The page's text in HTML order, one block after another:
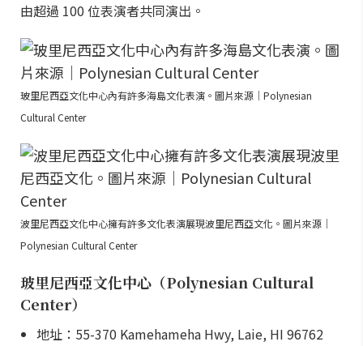
由超過 100 位表演者共同演出。
玻里尼西亞文化中心內有許多海島文化表演。圖片來源｜Polynesian
Cultural Center
波里尼西亞文化中心擁有許多文化表演展現波里尼西亞文化。圖片來源｜
Polynesian Cultural Center
玻里尼西亞文化中心（Polynesian Cultural
Center）
地址：55-370 Kamehameha Hwy, Laie, HI 96762